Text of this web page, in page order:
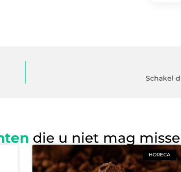
Schakel
die u niet mag
HORECA